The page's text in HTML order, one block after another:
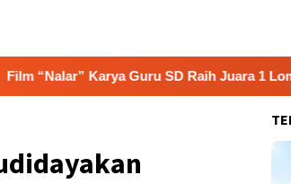
Karya Guru SD Raih Juara 1 Lomba Video